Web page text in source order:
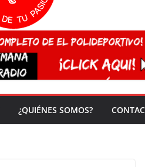
¿QUIÉNES SOMOS?